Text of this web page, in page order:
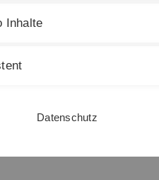
Inhalte
Datenschutz